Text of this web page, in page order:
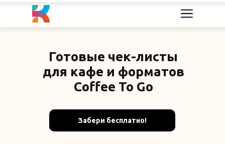
Забери бесплатно!
Готовые чек-листы
для кафе и форматов
Coffee To Go